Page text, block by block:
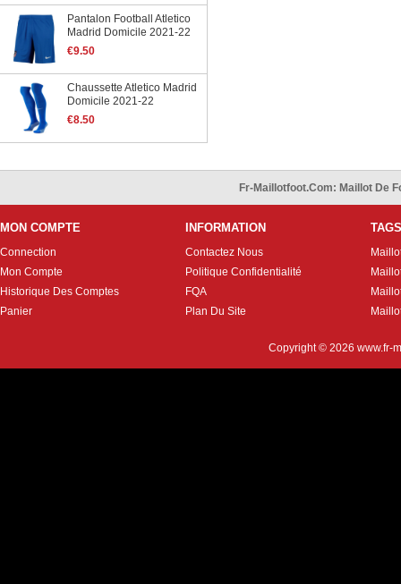
Pantalon Football Atletico
Madrid Domicile 2021-22
€9.50
Chaussette Atletico Madrid
Domicile 2021-22
€8.50
Fr-Maillotfoot.com: Maillot De
MON COMPTE
Connection
Mon Compte
Historique Des Comptes
Panier
INFORMATION
Contactez Nous
Politique Confidentialité
FQA
Plan Du Site
TAGS
Copyright © 2026 www.fr-